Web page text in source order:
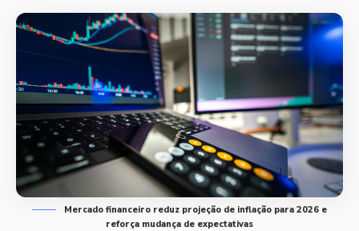
Mercado financeiro reduz projeção de inflação para 2026 e
reforça mudança de expectativas